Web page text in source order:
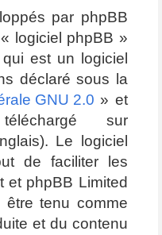
par phpBB
logiciel phpBB »
est un logiciel
déclaré sous la
GNU 2.0 » et
sur
Le logiciel
de faciliter les
et phpBB Limited
tenu comme
et du contenu